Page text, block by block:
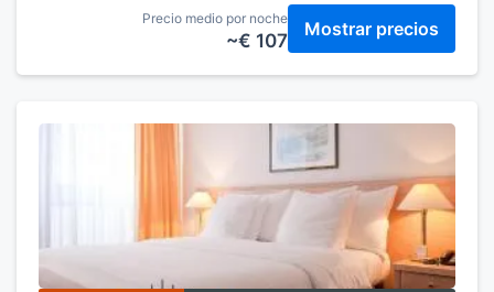
Precio medio por noche
~€ 107
Mostrar precios